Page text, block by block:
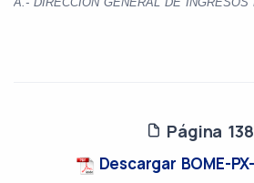
Página
Descargar BOME-